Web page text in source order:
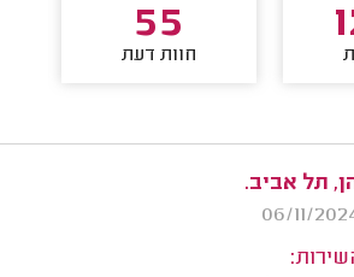
55
חוות דעת
תל אביב.